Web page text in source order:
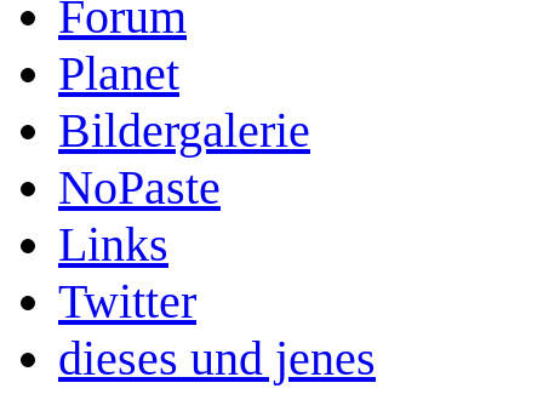
Forum
Planet
Bildergalerie
NoPaste
Links
Twitter
dieses und jenes